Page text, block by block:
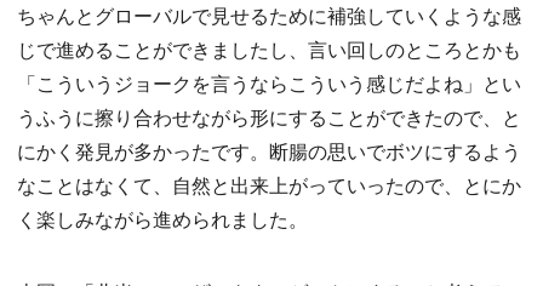
ちゃんとグローバルで見せるために補強していくような感
じで進めることができましたし、言い回しのところとかも
「こういうジョークを言うならこういう感じだよね」とい
うふうに擦り合わせながら形にすることができたので、と
にかく発見が多かったです。断腸の思いでボツにするよう
なことはなくて、自然と出来上がっていったので、とにか
く楽しみながら進められました。